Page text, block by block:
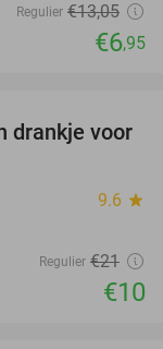
Regulier €13,05
€6,95
52%
drankje voor
9.6 star
Regulier €21
€10